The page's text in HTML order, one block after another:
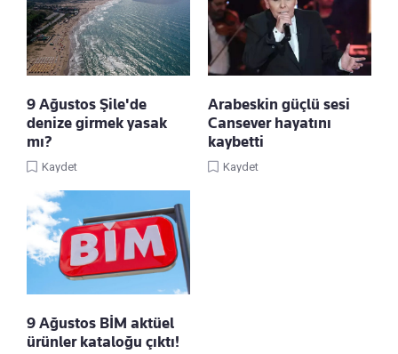
9 Ağustos Şile'de
denize girmek yasak
mı?
Kaydet
Arabeskin güçlü sesi
Cansever hayatını
kaybetti
Kaydet
9 Ağustos BİM aktüel
ürünler kataloğu çıktı!